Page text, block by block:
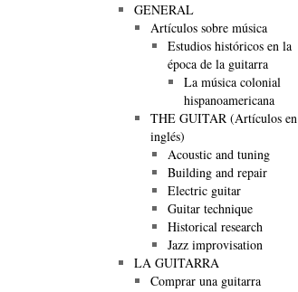
GENERAL
Artículos sobre música
Estudios históricos en la
época de la guitarra
La música colonial
hispanoamericana
THE GUITAR (Artículos en
inglés)
Acoustic and tuning
Building and repair
Electric guitar
Guitar technique
Historical research
Jazz improvisation
LA GUITARRA
Comprar una guitarra